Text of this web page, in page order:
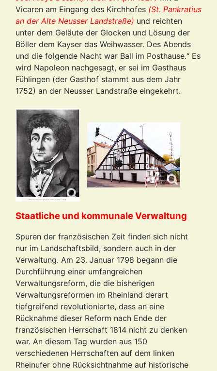
Vicaren am Eingang des Kirchhofes (St. Pankratius
an der Alte Neusser Landstraße) und reichten
unter dem Geläute der Glocken und Lösung der
Böller dem Kayser das Weihwasser. Des Abends
und die folgende Nacht war Ball im Posthause.“ Es
wird Napoleon nachgesagt, er sei im Gasthaus
Fühlingen (der Gasthof stammt aus dem Jahr
1752) an der Neusser Landstraße eingekehrt.
Staatliche und kommunale Verwaltung
Spuren der französischen Zeit finden sich nicht
nur im Landschaftsbild, sondern auch in der
Verwaltung. Am 23. Januar 1798 begann die
Durchführung einer umfangreichen
Verwaltungsreform, die die bisherigen
Verwaltungsreformen im Rheinland derart
tiefgreifend revolutionierte, dass an eine
Rücknahme dieser Reform nach Ende der
französischen Herrschaft 1814 nicht zu denken
war. An diesem Tag wurden aus 150
verschiedenen Herrschaften auf dem linken
Rheinufer ohne Rücksichtnahme auf historische